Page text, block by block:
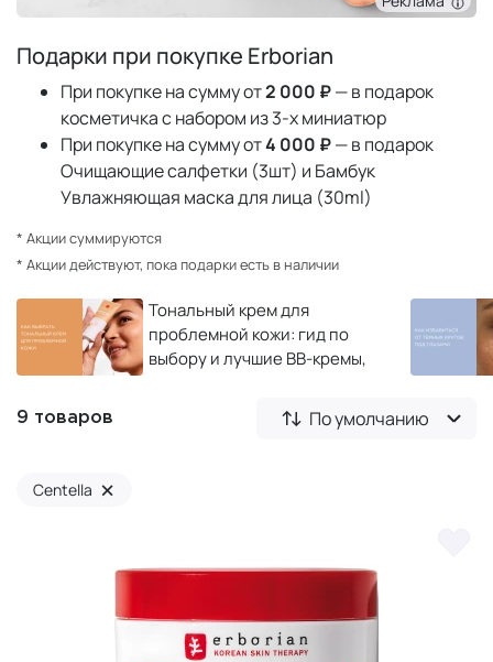
Подарки при покупке Erborian
При покупке на сумму от2 000 ₽— в подарок
косметичка с набором из 3-х миниатюр
При покупке на сумму от4 000 ₽— в подарок
Очищающие салфетки (3шт) и Бамбук
Увлажняющая маска для лица (30ml)
* Акции суммируются
* Акции действуют, пока подарки есть в наличии
Тональный крем для
проблемной кожи: гид по
выбору и лучшие BB-кремы,
9 товаров По умолчанию
Centella ×